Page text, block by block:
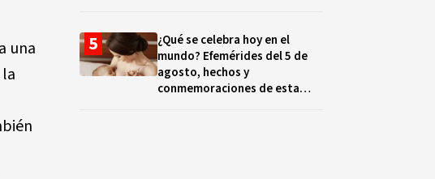
una
¿Qué se celebra hoy en el
mundo? Efemérides del 5 de
agosto, hechos y
conmemoraciones de esta